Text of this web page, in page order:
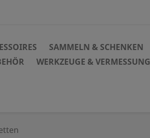
SAMMELN & SCHENKEN
WERKZEUGE & VERMESSUNG